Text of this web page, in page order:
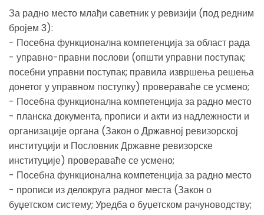
За радно место млађи саветник у ревизији (под редним
бројем 3):
- Посебна функционална компетенција за област рада
- управно-правни послови (општи управни поступак;
посебни управни поступак; правила извршења решења
донетог у управном поступку) провераваће се усмено;
- Посебна функционална компетенција за радно место
- планска документа, прописи и акти из надлежности и
организације органа (Закон о Државној ревизорској
институцији и Пословник Државне ревизорске
институције) провераваће се усмено;
- Посебна функционална компетенција за радно место
- прописи из делокруга радног места (Закон о
буџетском систему; Уредба о буџетском рачуноводству;